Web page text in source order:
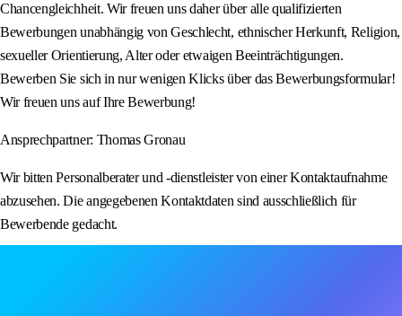
Chancengleichheit. Wir freuen uns daher über alle qualifizierten
Bewerbungen unabhängig von Geschlecht, ethnischer Herkunft, Religion,
sexueller Orientierung, Alter oder etwaigen Beeinträchtigungen.
Bewerben Sie sich in nur wenigen Klicks über das Bewerbungsformular!
Wir freuen uns auf Ihre Bewerbung!
Ansprechpartner: Thomas Gronau
Wir bitten Personalberater und -dienstleister von einer Kontaktaufnahme
abzusehen. Die angegebenen Kontaktdaten sind ausschließlich für
Bewerbende gedacht.